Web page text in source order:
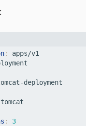
:
apps/v1
deployment
tomcat
:
3